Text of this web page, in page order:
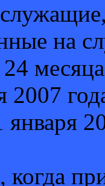
на
2007
января
когда